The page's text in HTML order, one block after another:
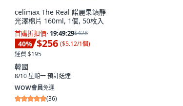
celimax The Real 諾麗果鎮靜
光澤棉片 160ml, 1個, 50枚入
首購折扣價· 19:49:28$428
40% $256 ($5.12/1個)
運費 $195
韓國
8/10 星期一預計送達
WOW會員免運
(36)